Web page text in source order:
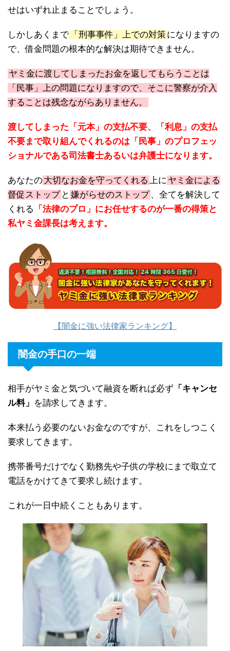
せはいずれ止まることでしょう。
しかしあくまで 「刑事事件」上での対策 になりますの
で、借金問題の根本的な解決は期待できません。
ヤミ金に渡してしまったお金を返してもらうことは
「民事」上の問題になりますので、そこに警察が介入
することは残念ながらありません。
渡してしまった「元本」の支払不要、「利息」の支払
不要まで取り組んでくれるのは「民事」のプロフェッ
ショナルである司法書士あるいは弁護士になります。
あなたの大切なお金を守ってくれる 上に ヤミ金による
督促ストップ と 嫌がらせのストップ 、全てを解決して
くれる
「法律のプロ」にお任せするのが一番の得策と
私ヤミ金課長は考えます。
【闇金に強い法律家ランキング】
闇金の手口の一端
相手がヤミ金と気づいて融資を断れば必ず 「キャンセ
ル料」 を請求してきます。
本来払う必要のないお金なのですが、これをしつこく
要求してきます。
携帯番号だけでなく勤務先や子供の学校にまで取立て
電話をかけてきて要求し続けます。
これが一日中続くこともあります。